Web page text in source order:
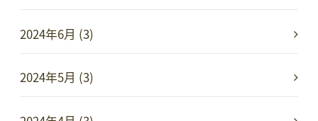
2024年6月 (3)
2024年5月 (3)